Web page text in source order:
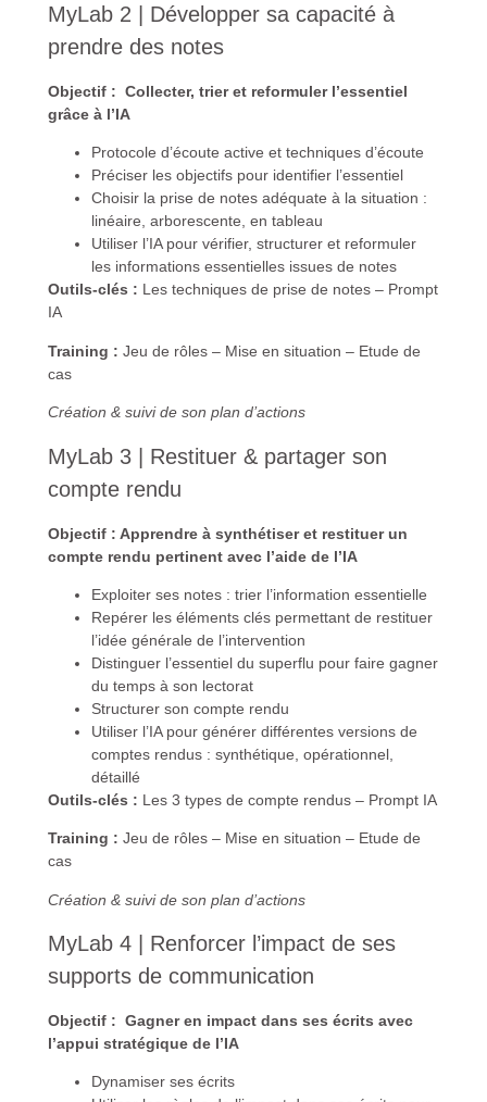
MyLab 2 | Développer sa capacité à
prendre des notes
Objectif : Collecter, trier et reformuler l’essentiel
grâce à l’IA
Protocole d’écoute active et techniques d’écoute
Préciser les objectifs pour identifier l’essentiel
Choisir la prise de notes adéquate à la situation :
linéaire, arborescente, en tableau
Utiliser l’IA pour vérifier, structurer et reformuler
les informations essentielles issues de notes
Outils-clés : Les techniques de prise de notes – Prompt
IA
Training : Jeu de rôles – Mise en situation – Etude de
cas
Création & suivi de son plan d’actions
MyLab 3 | Restituer & partager son
compte rendu
Objectif : Apprendre à synthétiser et restituer un
compte rendu pertinent avec l’aide de l’IA
Exploiter ses notes : trier l’information essentielle
Repérer les éléments clés permettant de restituer
l’idée générale de l’intervention
Distinguer l’essentiel du superflu pour faire gagner
du temps à son lectorat
Structurer son compte rendu
Utiliser l’IA pour générer différentes versions de
comptes rendus : synthétique, opérationnel,
détaillé
Outils-clés : Les 3 types de compte rendus – Prompt IA
Training : Jeu de rôles – Mise en situation – Etude de
cas
Création & suivi de son plan d’actions
MyLab 4 | Renforcer l’impact de ses
supports de communication
Objectif : Gagner en impact dans ses écrits avec
l’appui stratégique de l’IA
Dynamiser ses écrits